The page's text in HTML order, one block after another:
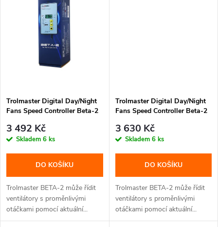
Trolmaster Digital Day/Night
Fans Speed Controller Beta-2
koncovka)
3 492 Kč
Skladem 6 ks
DO KOŠÍKU
Trolmaster BETA-2 může řídit
ventilátory s proměnlivými
otáčkami pomocí aktuální...
Trolmaster Digital Day/Night
Fans Speed Controller Beta-2
koncovka)
3 630 Kč
Skladem 6 ks
DO KOŠÍKU
Trolmaster BETA-2 může řídit
ventilátory s proměnlivými
otáčkami pomocí aktuální...